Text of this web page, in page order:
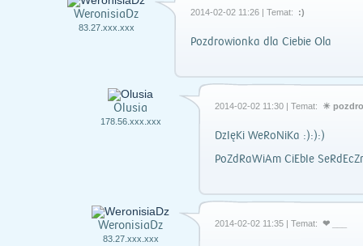
WeronisiaDz
83.27.xxx.xxx
2014-02-02 11:26 | Temat: :)
Pozdrowionka dla Ciebie Ola
Olusia
178.56.xxx.xxx
2014-02-02 11:30 | Temat: ☀
DzIęKi WeRoNiKa :):):)
PoZdRaWiAm CiEbIe
WeronisiaDz
83.27.xxx.xxx
2014-02-02 11:35 | Temat: ❤ ___